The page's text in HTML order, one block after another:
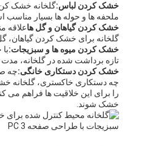
خشک کردن لباس:گلخانه خشک
ملحفه ها و حوله ها بسیار مناسب
خشک کردن گیاهان و گل هاعلاقه
گلخانه برای خشک کردن گیاهان، گل
خشک کردن میوه ها و سبزیجات:
تازه برداشت شده در گلخانه، مدت
خشک کردن دستکاری خانگی:چه
چه دستکاری خاکستری، گلخانه
را برای این خلاقیت ها فراهم می
خشک شوند.